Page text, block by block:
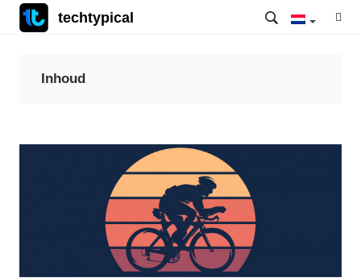
techtypical
Inhoud